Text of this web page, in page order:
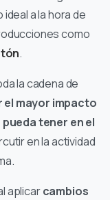
a la hora de
como
.
la cadena de
el mayor impacto
tener en el
en la actividad
aplicarcambios